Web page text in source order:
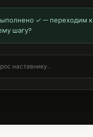
✓ — переходим к
шагу?
наставнику…